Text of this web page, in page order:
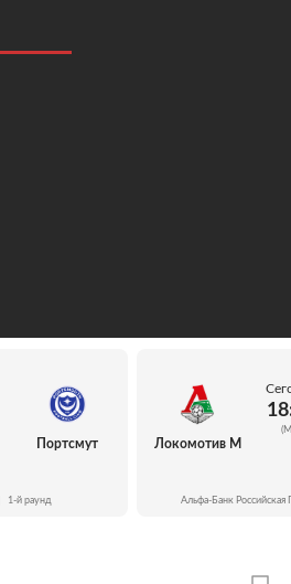
Портсмут
1-й раунд
Локомотив М
Альфа-Банк Российская